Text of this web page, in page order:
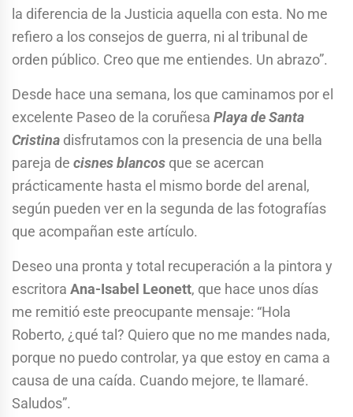
la diferencia de la Justicia aquella con esta. No me
refiero a los consejos de guerra, ni al tribunal de
orden público. Creo que me entiendes. Un abrazo”.
Desde hace una semana, los que caminamos por el
excelente Paseo de la coruñesa Playa de Santa
Cristina disfrutamos con la presencia de una bella
pareja de cisnes blancos que se acercan
prácticamente hasta el mismo borde del arenal,
según pueden ver en la segunda de las fotografías
que acompañan este artículo.
Deseo una pronta y total recuperación a la pintora y
escritora Ana-Isabel Leonett, que hace unos días
me remitió este preocupante mensaje: “Hola
Roberto, ¿qué tal? Quiero que no me mandes nada,
porque no puedo controlar, ya que estoy en cama a
causa de una caída. Cuando mejore, te llamaré.
Saludos”.